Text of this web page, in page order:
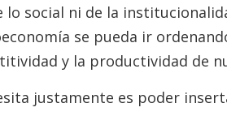
social ni de la
se pueda ir
y la productividad de
justamente es poder